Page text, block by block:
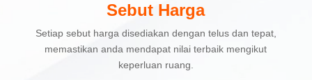
Sebut Harga
Setiap sebut harga disediakan dengan telus dan tepat,
memastikan anda mendapat nilai terbaik mengikut
keperluan ruang.